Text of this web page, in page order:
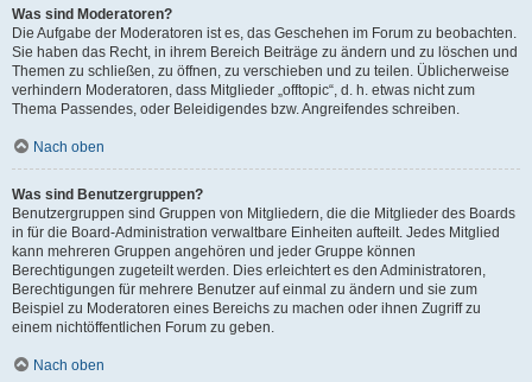
Was sind Moderatoren?
Die Aufgabe der Moderatoren ist es, das Geschehen im Forum zu beobachten.
Sie haben das Recht, in ihrem Bereich Beiträge zu ändern und zu löschen und
Themen zu schließen, zu öffnen, zu verschieben und zu teilen. Üblicherweise
verhindern Moderatoren, dass Mitglieder „offtopic“, d. h. etwas nicht zum
Thema Passendes, oder Beleidigendes bzw. Angreifendes schreiben.
Nach oben
Was sind Benutzergruppen?
Benutzergruppen sind Gruppen von Mitgliedern, die die Mitglieder des Boards
in für die Board-Administration verwaltbare Einheiten aufteilt. Jedes Mitglied
kann mehreren Gruppen angehören und jeder Gruppe können
Berechtigungen zugeteilt werden. Dies erleichtert es den Administratoren,
Berechtigungen für mehrere Benutzer auf einmal zu ändern und sie zum
Beispiel zu Moderatoren eines Bereichs zu machen oder ihnen Zugriff zu
einem nichtöffentlichen Forum zu geben.
Nach oben